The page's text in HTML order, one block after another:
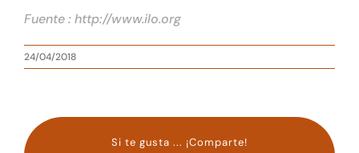
Fuente : http://www.ilo.org
24/04/2018
Si te gusta ... ¡Comparte!